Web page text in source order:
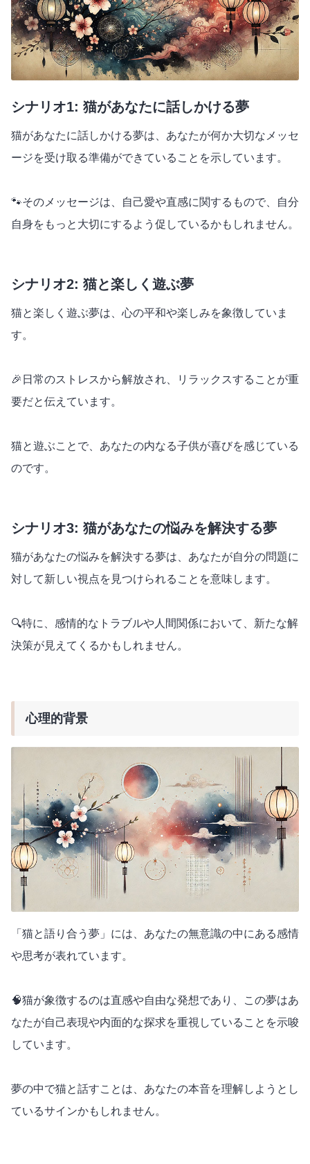
シナリオ1: 猫があなたに話しかける夢
猫があなたに話しかける夢は、あなたが何か大切なメッセ
ージを受け取る準備ができていることを示しています。
🐾そのメッセージは、自己愛や直感に関するもので、自分
自身をもっと大切にするよう促しているかもしれません。
シナリオ2: 猫と楽しく遊ぶ夢
猫と楽しく遊ぶ夢は、心の平和や楽しみを象徴していま
す。
🎉日常のストレスから解放され、リラックスすることが重
要だと伝えています。
猫と遊ぶことで、あなたの内なる子供が喜びを感じている
のです。
シナリオ3: 猫があなたの悩みを解決する夢
猫があなたの悩みを解決する夢は、あなたが自分の問題に
対して新しい視点を見つけられることを意味します。
🔍特に、感情的なトラブルや人間関係において、新たな解
決策が見えてくるかもしれません。
心理的背景
「猫と語り合う夢」には、あなたの無意識の中にある感情
や思考が表れています。
🧠猫が象徴するのは直感や自由な発想であり、この夢はあ
なたが自己表現や内面的な探求を重視していることを示唆
しています。
夢の中で猫と話すことは、あなたの本音を理解しようとし
ているサインかもしれません。